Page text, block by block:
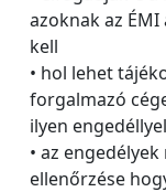
azoknak az
kell
• hol lehet
forgalmazó
ilyen engedéllyel
• az
ellenőrzése